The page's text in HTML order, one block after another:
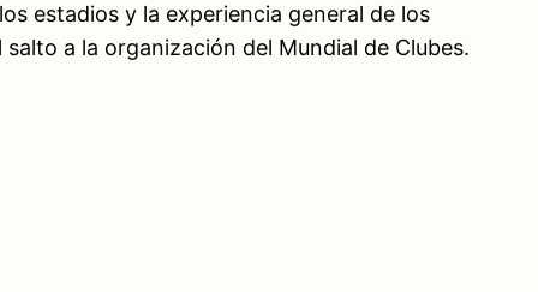
estadios y la experiencia general de los
a la organización del Mundial de Clubes.